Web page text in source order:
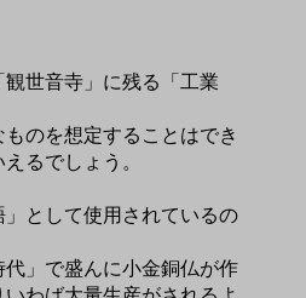
世音寺」に残る「工業
のを想定することはでき
るでしょう。
として使用されているの
」で盛んに小金銅仏が作